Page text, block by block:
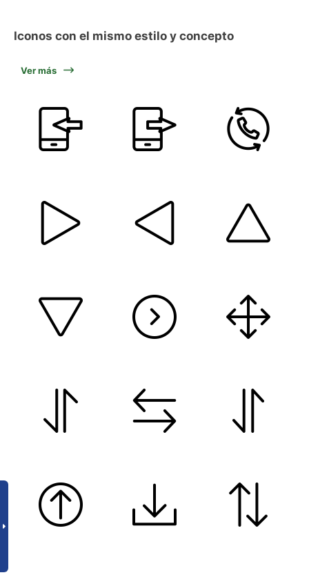
Iconos con el mismo estilo y concepto
Ver más